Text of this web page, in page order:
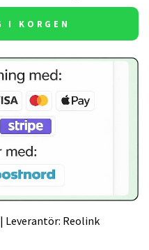
I KORGEN
| Leverantör: Reolink